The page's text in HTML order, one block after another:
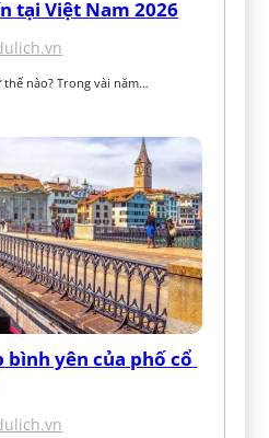
tại Việt Nam 2026
nào? Trong vài năm…
bình yên của phố cổ